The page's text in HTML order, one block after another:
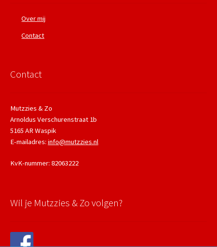
Over mij
Contact
Contact
Mutzzies & Zo
Arnoldus Verschurenstraat 1b
5165 AR Waspik
E-mailadres: info@mutzzies.nl
KvK-nummer: 82063222
Wil je Mutzzies & Zo volgen?